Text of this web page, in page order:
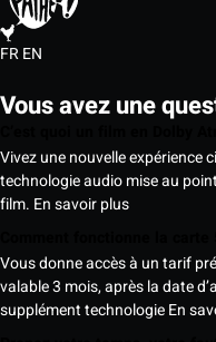
FREN
Vous avez une
Vivez une nouvelle expérience
technologie audio mise au
film. En savoir plus
Vous donne accès à un tarif
valable 3 mois, après la date
supplément technologieEn